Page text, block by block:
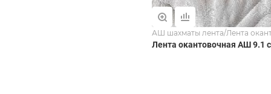
АШ шахматы лента/Лента
Лента окантовочная АШ 9.1